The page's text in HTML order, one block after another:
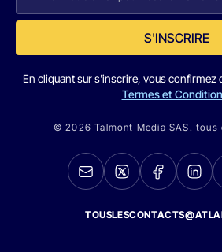
S'INSCRIRE
En cliquant sur s'inscrire, vous confirmez
Termes et
© 2026 Talmont Media SAS. tous